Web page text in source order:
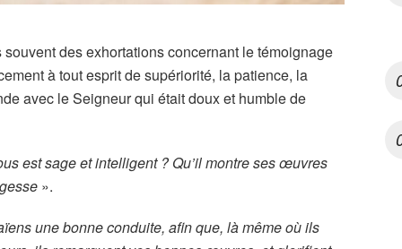
des exhortations concernant le témoignage
à tout esprit de supériorité, la patience, la
avec le Seigneur qui était doux et humble de
est sage et intelligent ? Qu’il montre ses œuvres
».
une bonne conduite, afin que, là même où ils